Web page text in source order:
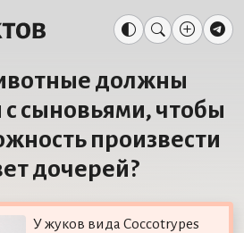
должны
с сыновьями, чтобы
произвести
дочерей?
У жуков вида Coccotrypes